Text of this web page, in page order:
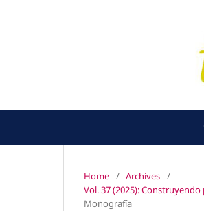
Home / Archives /
Vol. 37 (2025):
Monografía